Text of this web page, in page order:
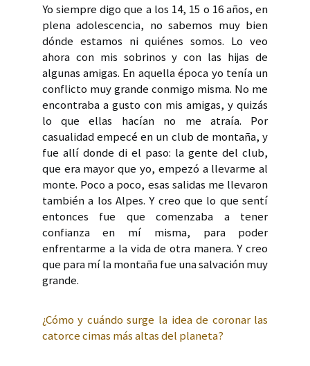
Yo siempre digo que a los 14, 15 o 16 años, en
plena adolescencia, no sabemos muy bien
dónde estamos ni quiénes somos. Lo veo
ahora con mis sobrinos y con las hijas de
algunas amigas. En aquella época yo tenía un
conflicto muy grande conmigo misma. No me
encontraba a gusto con mis amigas, y quizás
lo que ellas hacían no me atraía. Por
casualidad empecé en un club de montaña, y
fue allí donde di el paso: la gente del club,
que era mayor que yo, empezó a llevarme al
monte. Poco a poco, esas salidas me llevaron
también a los Alpes. Y creo que lo que sentí
entonces fue que comenzaba a tener
confianza en mí misma, para poder
enfrentarme a la vida de otra manera. Y creo
que para mí la montaña fue una salvación muy
grande.
¿Cómo y cuándo surge la idea de coronar las
catorce cimas más altas del planeta?